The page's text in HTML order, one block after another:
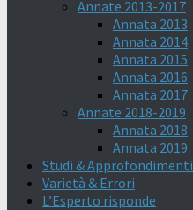
Annate 2013-2017
Annata 2013
Annata 2014
Annata 2015
Annata 2016
Annata 2017
Annate 2018-2019
Annata 2018
Annata 2019
Studi & Approfondimenti
Varietà & Errori
L’Esperto risponde